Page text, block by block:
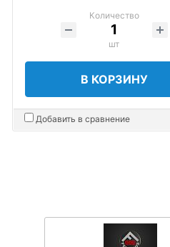
Количество
шт
В КОРЗИНУ
Добавить в сравнение